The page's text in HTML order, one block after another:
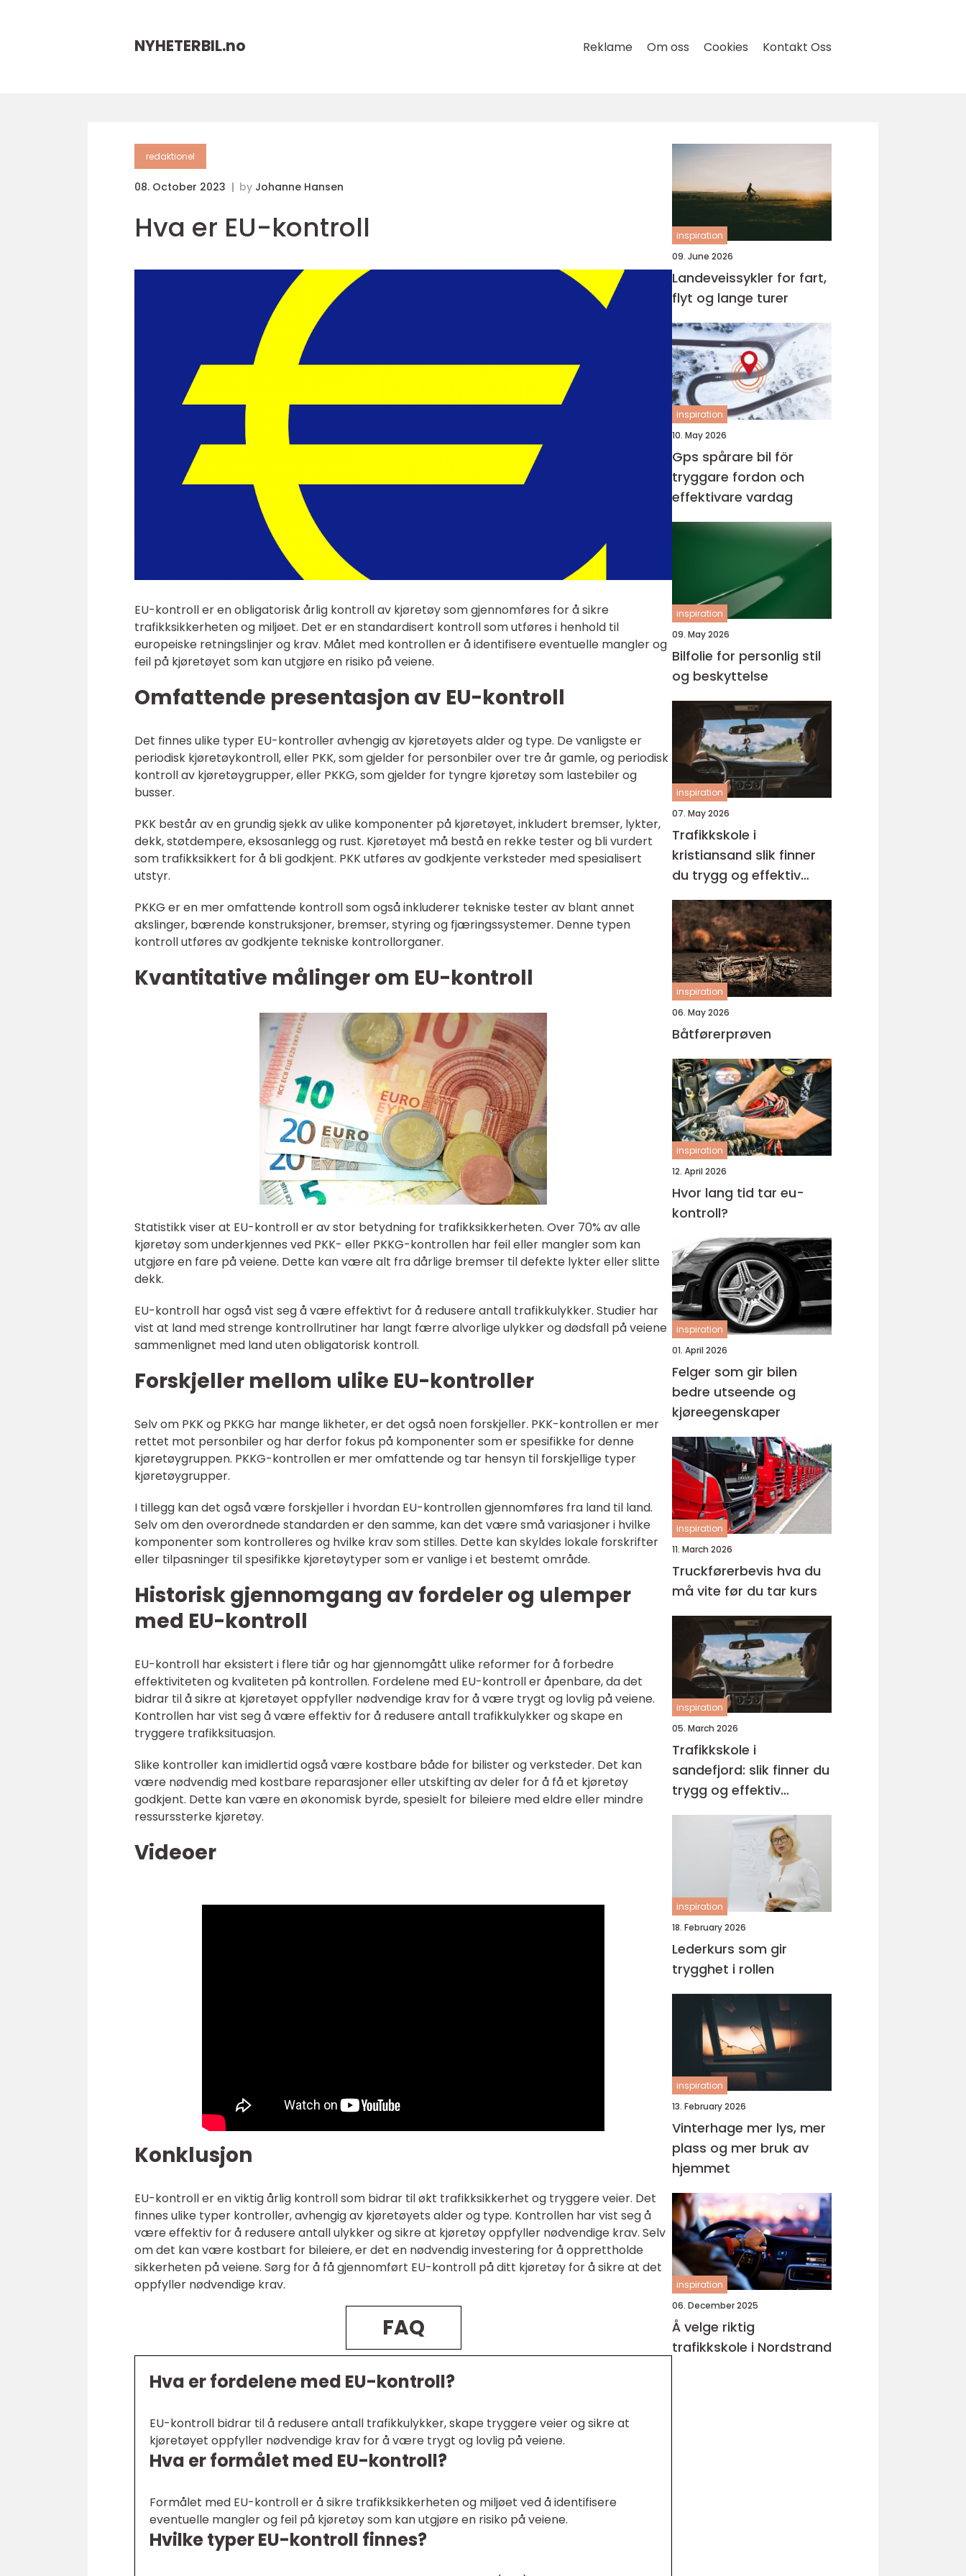
NYHETERBIL.no Reklame Om oss Cookies Kontakt Oss
redaktionel
08. October 2023 by Johanne Hansen
Hva er EU-kontroll
EU-kontroll er en obligatorisk årlig kontroll av kjøretøy som gjennomføres for å sikre
trafikksikkerheten og miljøet. Det er en standardisert kontroll som utføres i henhold til
europeiske retningslinjer og krav. Målet med kontrollen er å identifisere eventuelle mangler og
feil på kjøretøyet som kan utgjøre en risiko på veiene.
Omfattende presentasjon av EU-kontroll
Det finnes ulike typer EU-kontroller avhengig av kjøretøyets alder og type. De vanligste er
periodisk kjøretøykontroll, eller PKK, som gjelder for personbiler over tre år gamle, og periodisk
kontroll av kjøretøygrupper, eller PKKG, som gjelder for tyngre kjøretøy som lastebiler og
busser.
PKK består av en grundig sjekk av ulike komponenter på kjøretøyet, inkludert bremser, lykter,
dekk, støtdempere, eksosanlegg og rust. Kjøretøyet må bestå en rekke tester og bli vurdert
som trafikksikkert for å bli godkjent. PKK utføres av godkjente verksteder med spesialisert
utstyr.
PKKG er en mer omfattende kontroll som også inkluderer tekniske tester av blant annet
akslinger, bærende konstruksjoner, bremser, styring og fjæringssystemer. Denne typen
kontroll utføres av godkjente tekniske kontrollorganer.
Kvantitative målinger om EU-kontroll
Statistikk viser at EU-kontroll er av stor betydning for trafikksikkerheten. Over 70% av alle
kjøretøy som underkjennes ved PKK- eller PKKG-kontrollen har feil eller mangler som kan
utgjøre en fare på veiene. Dette kan være alt fra dårlige bremser til defekte lykter eller slitte
dekk.
EU-kontroll har også vist seg å være effektivt for å redusere antall trafikkulykker. Studier har
vist at land med strenge kontrollrutiner har langt færre alvorlige ulykker og dødsfall på veiene
sammenlignet med land uten obligatorisk kontroll.
Forskjeller mellom ulike EU-kontroller
Selv om PKK og PKKG har mange likheter, er det også noen forskjeller. PKK-kontrollen er mer
rettet mot personbiler og har derfor fokus på komponenter som er spesifikke for denne
kjøretøygruppen. PKKG-kontrollen er mer omfattende og tar hensyn til forskjellige typer
kjøretøygrupper.
I tillegg kan det også være forskjeller i hvordan EU-kontrollen gjennomføres fra land til land.
Selv om den overordnede standarden er den samme, kan det være små variasjoner i hvilke
komponenter som kontrolleres og hvilke krav som stilles. Dette kan skyldes lokale forskrifter
eller tilpasninger til spesifikke kjøretøytyper som er vanlige i et bestemt område.
Historisk gjennomgang av fordeler og ulemper
med EU-kontroll
EU-kontroll har eksistert i flere tiår og har gjennomgått ulike reformer for å forbedre
effektiviteten og kvaliteten på kontrollen. Fordelene med EU-kontroll er åpenbare, da det
bidrar til å sikre at kjøretøyet oppfyller nødvendige krav for å være trygt og lovlig på veiene.
Kontrollen har vist seg å være effektiv for å redusere antall trafikkulykker og skape en
tryggere trafikksituasjon.
Slike kontroller kan imidlertid også være kostbare både for bilister og verksteder. Det kan
være nødvendig med kostbare reparasjoner eller utskifting av deler for å få et kjøretøy
godkjent. Dette kan være en økonomisk byrde, spesielt for bileiere med eldre eller mindre
ressurssterke kjøretøy.
Videoer
Konklusjon
EU-kontroll er en viktig årlig kontroll som bidrar til økt trafikksikkerhet og tryggere veier. Det
finnes ulike typer kontroller, avhengig av kjøretøyets alder og type. Kontrollen har vist seg å
være effektiv for å redusere antall ulykker og sikre at kjøretøy oppfyller nødvendige krav. Selv
om det kan være kostbart for bileiere, er det en nødvendig investering for å opprettholde
sikkerheten på veiene. Sørg for å få gjennomført EU-kontroll på ditt kjøretøy for å sikre at det
oppfyller nødvendige krav.
FAQ
Hva er fordelene med EU-kontroll?
EU-kontroll bidrar til å redusere antall trafikkulykker, skape tryggere veier og sikre at
kjøretøyet oppfyller nødvendige krav for å være trygt og lovlig på veiene.
Hva er formålet med EU-kontroll?
Formålet med EU-kontroll er å sikre trafikksikkerheten og miljøet ved å identifisere
eventuelle mangler og feil på kjøretøy som kan utgjøre en risiko på veiene.
Hvilke typer EU-kontroll finnes?
inspiration
09. June 2026
Landeveissykler for fart,
flyt og lange turer
inspiration
10. May 2026
Gps spårare bil för
tryggare fordon och
effektivare vardag
inspiration
09. May 2026
Bilfolie for personlig stil
og beskyttelse
inspiration
07. May 2026
Trafikkskole i
kristiansand slik finner
du trygg og effektiv
opplæring
inspiration
06. May 2026
Båtførerprøven
inspiration
12. April 2026
Hvor lang tid tar eu-
kontroll?
inspiration
01. April 2026
Felger som gir bilen
bedre utseende og
kjøreegenskaper
inspiration
11. March 2026
Truckførerbevis hva du
må vite før du tar kurs
inspiration
05. March 2026
Trafikkskole i
sandefjord: slik finner du
trygg og effektiv
opplæring
inspiration
18. February 2026
Lederkurs som gir
trygghet i rollen
inspiration
13. February 2026
Vinterhage mer lys, mer
plass og mer bruk av
hjemmet
inspiration
06. December 2025
Å velge riktig
trafikkskole i Nordstrand